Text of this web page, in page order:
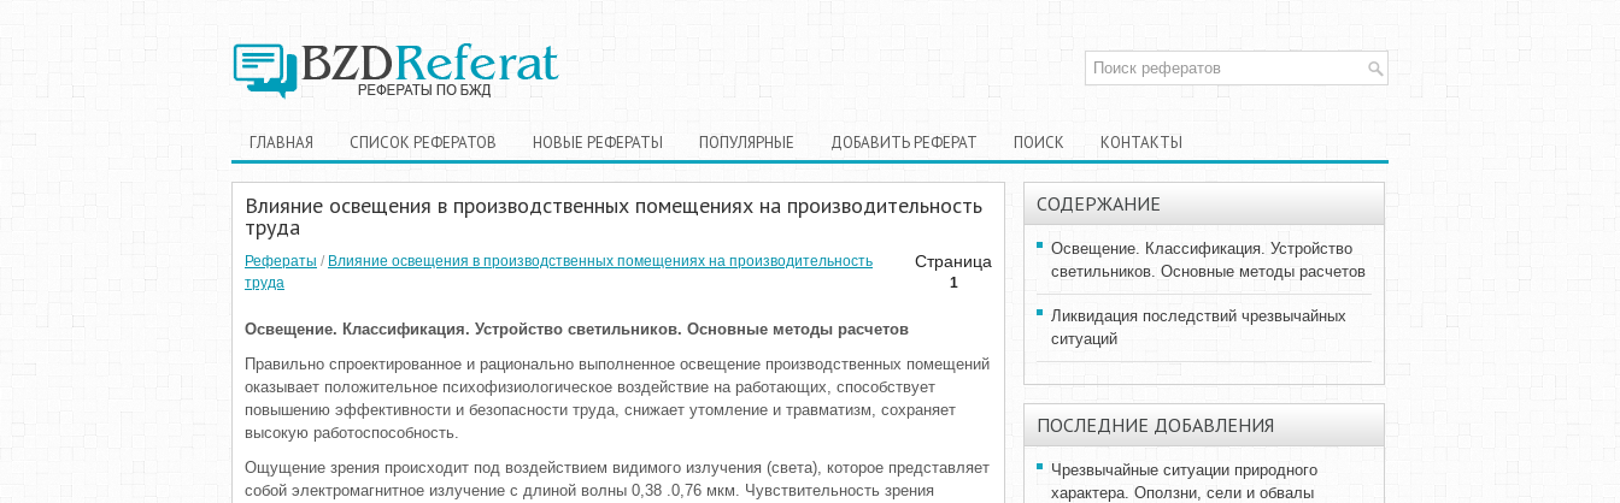
ГЛАВНАЯ СПИСОК РЕФЕРАТОВ НОВЫЕ РЕФЕРАТЫ ПОПУЛЯРНЫЕ ДОБАВИТЬ РЕФЕРАТ ПОИСК КОНТАКТЫ
Влияние освещения в производственных помещениях на производительность
труда
Страница
1
Рефераты / Влияние освещения в производственных помещениях на производительность
труда
Освещение. Классификация. Устройство светильников. Основные методы расчетов
Правильно спроектированное и рационально выполненное освещение производственных помещений
оказывает положительное психофизиологическое воздействие на работающих, способствует
повышению эффективности и безопасности труда, снижает утомление и травматизм, сохраняет
высокую работоспособность.
Ощущение зрения происходит под воздействием видимого излучения (света), которое представляет
собой электромагнитное излучение с длиной волны 0,38 .0,76 мкм. Чувствительность зрения
СОДЕРЖАНИЕ
Освещение. Классификация. Устройство
светильников. Основные методы расчетов
Ликвидация последствий чрезвычайных
ситуаций
ПОСЛЕДНИЕ ДОБАВЛЕНИЯ
Чрезвычайные ситуации природного
характера. Оползни, сели и обвалы